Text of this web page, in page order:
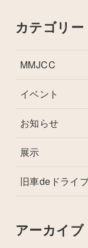
カテゴリー
MMJCC
イベント
お知らせ
展示
旧車deドライ
アーカイブ